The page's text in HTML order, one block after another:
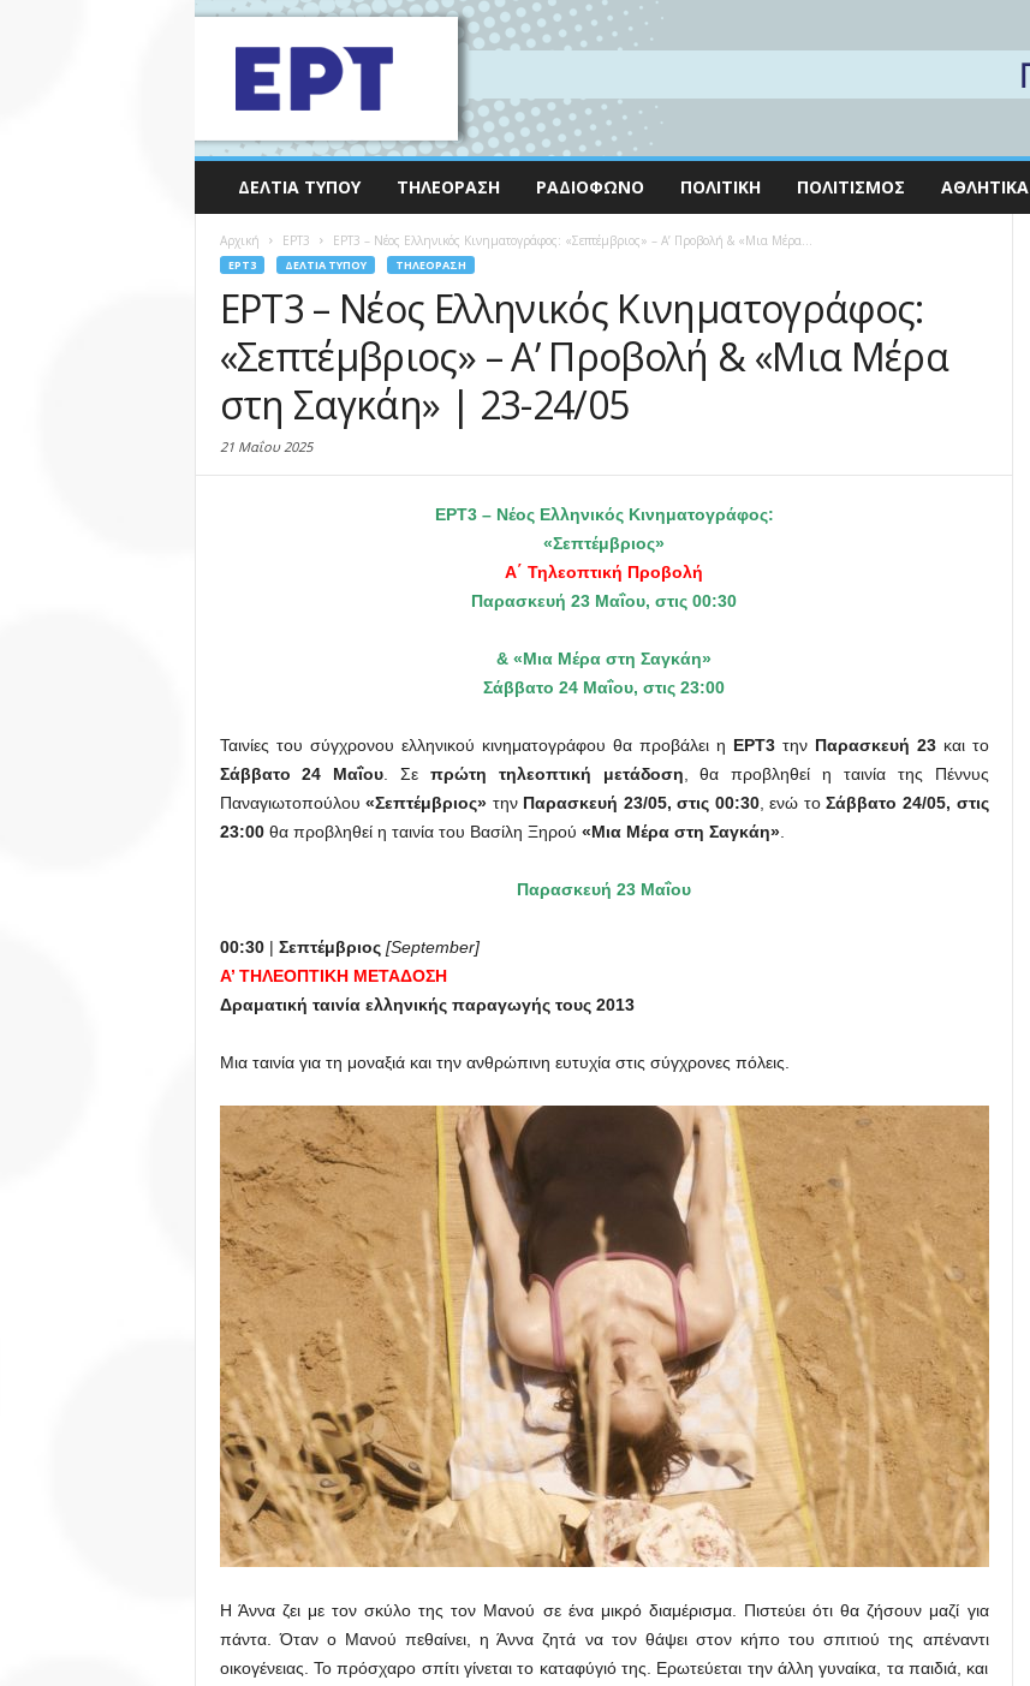
ΔΕΛΤΊΑ ΤΎΠΟΥ ΤΗΛΕΌΡΑΣΗ ΡΑΔΙΌΦΩΝΟ ΠΟΛΙΤΙΚΉ ΠΟΛΙΤΙΣΜΌΣ ΑΘΛΗΤΙΚΆ
Αρχική EΡΤ3 ΕΡΤ3 – Νέος Ελληνικός Κινηματογράφος: «Σεπτέμβριος» – Α’ Προβολή & «Μια Μέρα...
EΡΤ3 ΔΕΛΤΊΑ ΤΎΠΟΥ ΤΗΛΕΌΡΑΣΗ
ΕΡΤ3 – Νέος Ελληνικός Κινηματογράφος:
«Σεπτέμβριος» – Α’ Προβολή & «Μια Μέρα
στη Σαγκάη» | 23-24/05
21 Μαΐου 2025
ΕΡΤ3 – Νέος Ελληνικός Κινηματογράφος:
«Σεπτέμβριος»
Α΄ Τηλεοπτική Προβολή
Παρασκευή 23 Μαΐου, στις 00:30
& «Μια Μέρα στη Σαγκάη»
Σάββατο 24 Μαΐου, στις 23:00
Ταινίες του σύγχρονου ελληνικού κινηματογράφου θα προβάλει η ΕΡΤ3την Παρασκευή 23και το
Σάββατο 24 Μαΐου . Σε πρώτη τηλεοπτική μετάδοση , θα προβληθεί η ταινία της Πέννυς
Παναγιωτοπούλου«Σεπτέμβριος» την Παρασκευή 23/05, στις 00:30, ενώ τοΣάββατο 24/05, στις
23:00θα προβληθεί η ταινία του Βασίλη Ξηρού «Μια Μέρα στη Σαγκάη».
Παρασκευή 23 Μαΐου
00:30 | Σεπτέμβριος [September]
Α’ ΤΗΛΕΟΠΤΙΚΗ ΜΕΤΑΔΟΣΗ
Δραματική ταινία ελληνικής παραγωγής τους 2013
Μια ταινία για τη μοναξιά και την ανθρώπινη ευτυχία στις σύγχρονες πόλεις.
Η Άννα ζει με τον σκύλο της τον Μανού σε ένα μικρό διαμέρισμα. Πιστεύει ότι θα ζήσουν μαζί για
πάντα. Όταν ο Μανού πεθαίνει, η Άννα ζητά να τον θάψει στον κήπο του σπιτιού της απέναντι
οικογένειας. Το πρόσχαρο σπίτι γίνεται το καταφύγιό της. Ερωτεύεται την άλλη γυναίκα, τα παιδιά, και